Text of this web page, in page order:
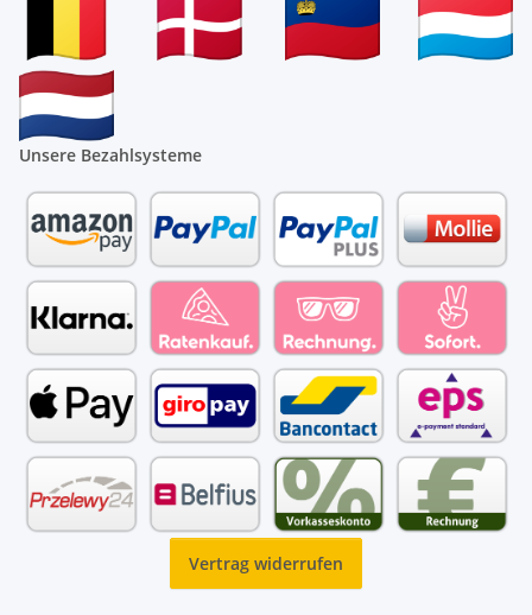
Unsere Bezahlsysteme
Vertrag widerrufen